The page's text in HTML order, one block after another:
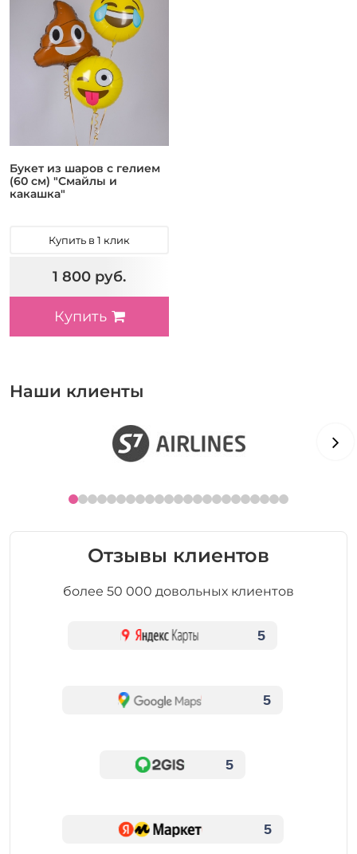
Букет из шаров с гелием
(60 см) "Смайлы и
какашка"
Купить в 1 клик
1 800 руб.
Купить
Наши клиенты
Отзывы клиентов
более 50 000 довольных клиентов
5
5
5
5